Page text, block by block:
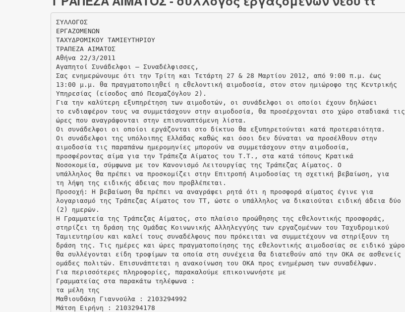
ΣΥΛΛΟΓΟΣ
ΕΡΓΑΖΟΜΕΝΩΝ
ΤΑΧΥΔΡΟΜΙΚΟΥ ΤΑΜΙΕΥΤΗΡΙΟΥ
ΤΡΑΠΕΖΑ ΑΙΜΑΤΟΣ
Αθήνα 22/3/2011
Αγαπητοί Συνάδελφοι – Συναδέλφισσες,
Σας ενημερώνουμε ότι την Τρίτη και Τετάρτη 27 & 28 Μαρτίου 2012, από 9:00 π.μ. έως
13:00 μ.μ. θα πραγματοποιηθεί η εθελοντική αιμοδοσία, στον στον ημιώροφο της Κεντρικής
Υπηρεσίας (είσοδος από Πεσμαζόγλου 2).
Για την καλύτερη εξυπηρέτηση των αιμοδοτών, οι συνάδελφοι οι οποίοι έχουν δηλώσει
το ενδιαφέρον τους να συμμετάσχουν στην αιμοδοσία, θα προσέρχονται στο χώρο σταδιακά τις
ώρες που αναγράφονται στην επισυναπτόμενη λίστα.
Οι συνάδελφοι οι οποίοι εργάζονται στο δίκτυο θα εξυπηρετούνται κατά προτεραιότητα.
Οι συνάδελφοι της υπόλοιπης Ελλάδας καθώς και όσοι δεν δύναται να προσέλθουν στην
αιμοδοσία τις παραπάνω ημερομηνίες μπορούν να συμμετάσχουν στην αιμοδοσία,
προσφέροντας αίμα για την Τράπεζα Αίματος του Τ.Τ., στα κατά τόπους Κρατικά
Νοσοκομεία, σύμφωνα με τον Κανονισμό Λειτουργίας της Τράπεζας Αίματος. Ο
υπάλληλος θα πρέπει να προσκομίζει στην Επιτροπή Αιμοδοσίας τη σχετική βεβαίωση, για
τη λήψη της ειδικής άδειας που προβλέπεται.
Προσοχή: Η βεβαίωση θα πρέπει να αναγράφει ρητά ότι η προσφορά αίματος έγινε για
λογαριασμό της Τράπεζας Αίματος του ΤΤ, ώστε ο υπάλληλος να δικαιούται ειδική άδεια δύο
(2) ημερών.
Η Γραμματεία της Τράπεζας Αίματος, στο πλαίσιο προώθησης της εθελοντικής προσφοράς,
στηρίζει τη δράση της Ομάδας Κοινωνικής Αλληλεγγύης των εργαζομένων του Ταχυδρομικού
Ταμιευτηρίου και καλεί τους συναδέλφους που πρόκειται να συμμετέχουν να στηρίξουν τη
δράση της. Τις ημέρες και ώρες πραγματοποίησης της εθελοντικής αιμοδοσίας σε ειδικό χώρο
θα συλλέγονται είδη τροφίμων τα οποία στη συνέχεια θα διατεθούν από την ΟΚΑ σε ασθενείς
ομάδες πολιτών. Επισυνάπτεται η ανακοίνωση του ΟΚΑ προς ενημέρωση των συναδέλφων.
Για περισσότερες πληροφορίες, παρακαλούμε επικοινωνήστε με
Γραμματείας στα παρακάτω τηλέφωνα :
τα μέλη της
Μαθιουδάκη Γιαννούλα : 2103294992
Μάτση Ειρήνη : 2103294178